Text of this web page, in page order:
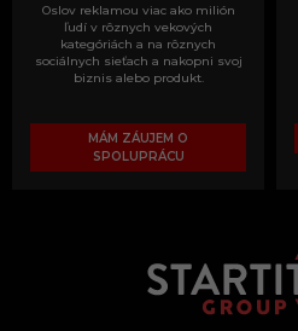
Oslov reklamou viac ako milión
ľudí v rôznych vekových
kategóriách a na rôznych
sociálnych sieťach a nakopni svoj
biznis alebo produkt.
MÁM ZÁUJEM O
SPOLUPRÁCU